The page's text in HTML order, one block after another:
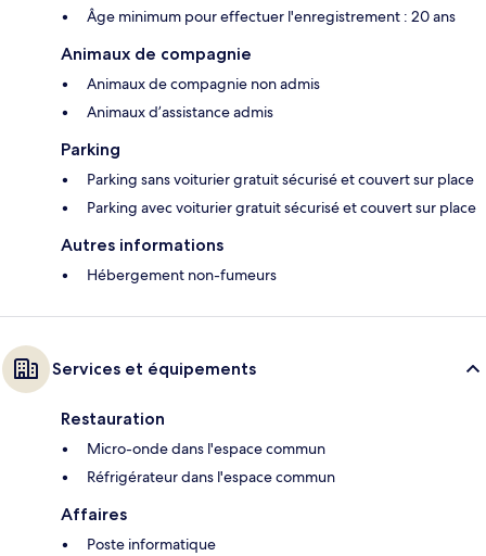
Âge minimum pour effectuer l'enregistrement : 20 ans
Animaux de compagnie
Animaux de compagnie non admis
Animaux d’assistance admis
Parking
Parking sans voiturier gratuit sécurisé et couvert sur place
Parking avec voiturier gratuit sécurisé et couvert sur place
Autres informations
Hébergement non-fumeurs
Services et équipements
Restauration
Micro-onde dans l'espace commun
Réfrigérateur dans l'espace commun
Affaires
Poste informatique